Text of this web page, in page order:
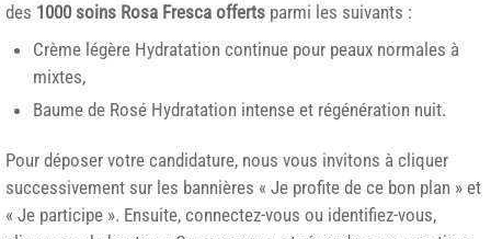
des 1000 soins Rosa Fresca offerts parmi les suivants :
Crème légère Hydratation continue pour peaux normales à
mixtes,
Baume de Rosé Hydratation intense et régénération nuit.
Pour déposer votre candidature, nous vous invitons à cliquer
successivement sur les bannières « Je profite de ce bon plan » et
« Je participe ». Ensuite, connectez-vous ou identifiez-vous,